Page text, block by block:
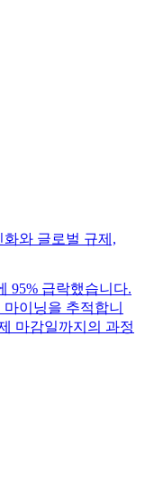
와 글로벌 규제,
95% 급락했습니다.
이닝을 추적합니
마감일까지의 과정